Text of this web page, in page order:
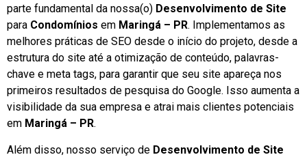
parte fundamental da nossa(o) Desenvolvimento de Site
para Condomínios em Maringá – PR. Implementamos as
melhores práticas de SEO desde o início do projeto, desde a
estrutura do site até a otimização de conteúdo, palavras-
chave e meta tags, para garantir que seu site apareça nos
primeiros resultados de pesquisa do Google. Isso aumenta a
visibilidade da sua empresa e atrai mais clientes potenciais
em Maringá – PR.
Além disso, nosso serviço de Desenvolvimento de Site